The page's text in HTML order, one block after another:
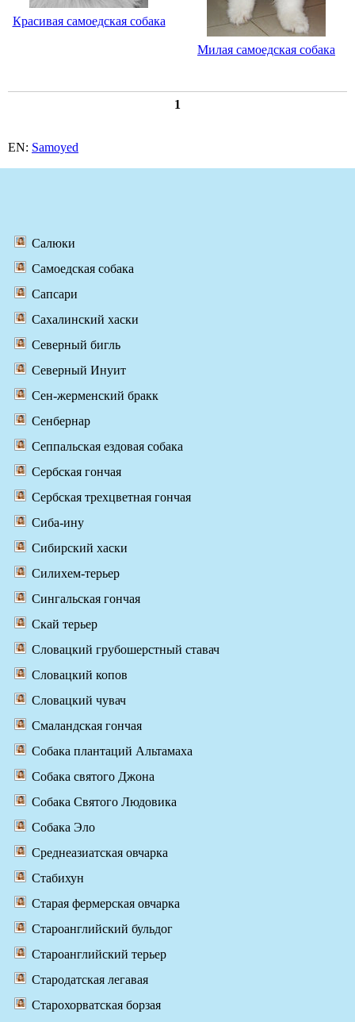
Красивая самоедская собака
Милая самоедская собака
1
EN: Samoyed
Салюки
Самоедская собака
Сапсари
Сахалинский хаски
Северный бигль
Северный Инуит
Сен-жерменский бракк
Сенбернар
Сеппальская ездовая собака
Сербская гончая
Сербская трехцветная гончая
Сиба-ину
Сибирский хаски
Силихем-терьер
Сингальская гончая
Скай терьер
Словацкий грубошерстный ставач
Словацкий копов
Словацкий чувач
Смаландская гончая
Собака плантаций Альтамаха
Собака святого Джона
Собака Святого Людовика
Собака Эло
Среднеазиатская овчарка
Стабихун
Старая фермерская овчарка
Староанглийский бульдог
Староанглийский терьер
Стародатская легавая
Старохорватская борзая